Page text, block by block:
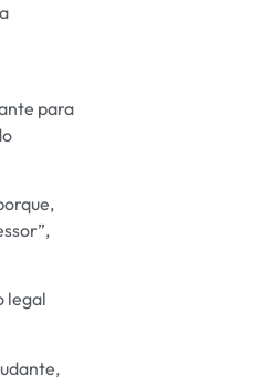
para
legal